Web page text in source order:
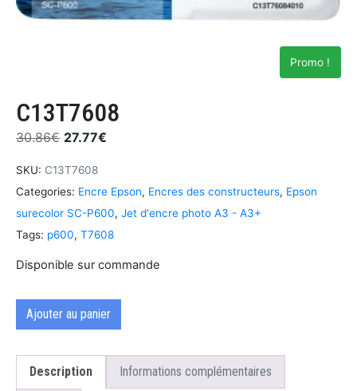
Promo !
C13T7608
30.86€ 27.77€
SKU: C13T7608
Categories: Encre Epson, Encres des constructeurs, Epson
surecolor SC-P600, Jet d'encre photo A3 - A3+
Tags: p600, T7608
Disponible sur commande
Ajouter au panier
Description Informations complémentaires